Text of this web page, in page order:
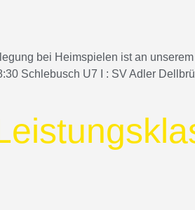
bei Heimspielen ist an
Schlebusch U7 I : SV Adler